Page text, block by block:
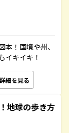
！国境や州、
イキイキ！
詳細を見る
地球の歩き方